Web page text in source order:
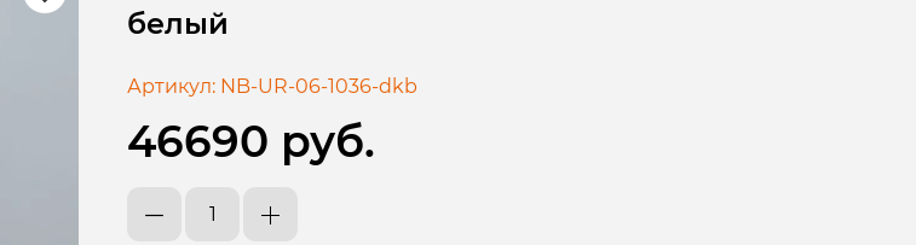
белый
Артикул: NB-UR-06-1036-dkb
46690 руб.